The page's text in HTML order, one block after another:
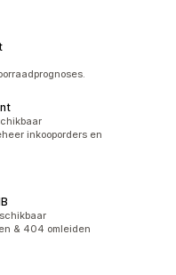
inkooporders en
& 404 omleiden